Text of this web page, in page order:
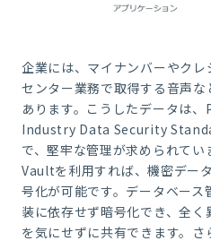
企業には、マイナンバーやク
センター業務で取得する音声
あり ます。こうしたデータは
Industry Data Security
で、堅牢な管理が求められてい
Vaultを利用すれば、機密デー
号化が可能です。データベー
装に依存せず暗号化でき、全
を気にせずに共有できます。